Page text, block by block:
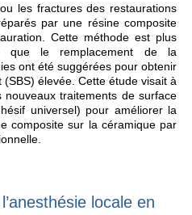
les fractures des restaurations
par une résine composite
Cette méthode est plus
que le remplacement de la
ont été suggérées pour obtenir
élevée. Cette étude visait à
traitements de surface
universel) pour améliorer la
composite sur la céramique par
locale en